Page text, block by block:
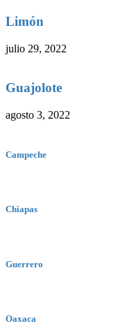
Limón
julio 29, 2022
Guajolote
agosto 3, 2022
Campeche
Chiapas
Guerrero
Oaxaca